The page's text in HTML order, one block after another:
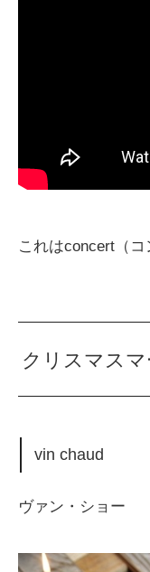
これはconcert（コ
クリスマス
vin chaud
ヴァン・ショー